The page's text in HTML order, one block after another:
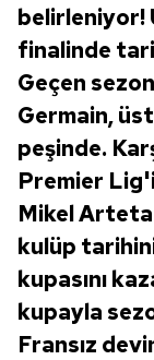
belirleniyor!
finalinde
Geçen
Germain,
peşinde.
Premier
Mikel
kulüp
kupasını
kupayla
Fransız